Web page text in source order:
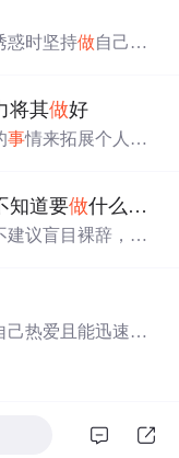
是成功的基石。
如何选择自己的
，做那些即使艰难
惑时坚持做自己 喜
将其做好
事情来拓展个人舒
知道要做什么，该怎么办？
建议盲目裸辞，应
反思和留时间放
己热爱且能迅速获
。同时，过于依赖
延，而自我驱动并